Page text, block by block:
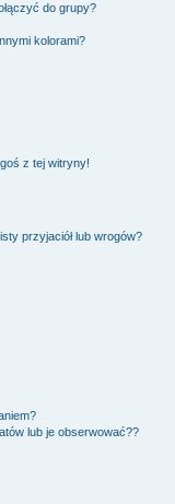
do grupy?
kolorami?
z tej witryny!
przyjaciół lub wrogów?
lub je obserwować??